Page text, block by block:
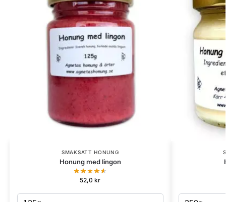
SMAKSATT HONUNG
Honung med lingon
52,0kr